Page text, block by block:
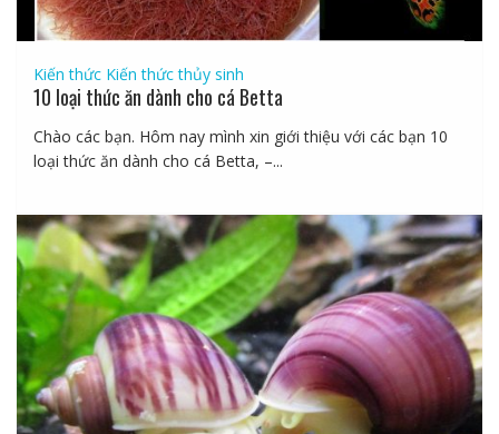
Kiến thức Kiến thức thủy sinh
10 loại thức ăn dành cho cá Betta
Chào các bạn. Hôm nay mình xin giới thiệu với các bạn 10
loại thức ăn dành cho cá Betta, –...